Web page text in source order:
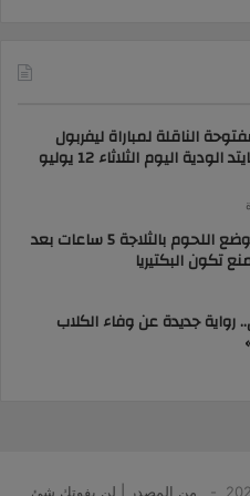
الناقلة لمباراة ليفربول
ومانشستر يونايتد الودية اليوم الثلاثاء 12 يوليو
طبيبة بيطرية: وضع اللحوم بالثلاجة 5 ساعات بعد
تكون البكتيريا
رواية جديدة عن وفاء الكلاب
من المصدر | لن يفوتك شئ